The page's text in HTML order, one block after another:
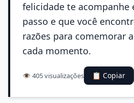
felicidade te acompanhe
passo e que você
razões para comemorar
cada momento.
👁️ 405 visualizações 📋 Copiar